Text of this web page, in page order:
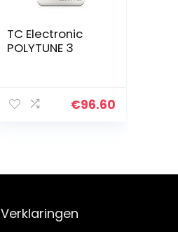
TC Electronic
POLYTUNE 3
€96.60
Verklaringen